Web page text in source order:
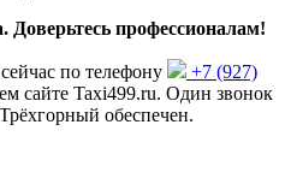
профессионалам!
по телефону
+7 (927)
сайте Taxi499.ru. Один звонок
обеспечен.